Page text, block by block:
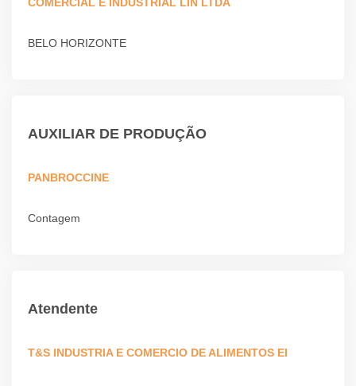
BELO HORIZONTE
AUXILIAR DE PRODUÇÃO
PANBROCCINE
Contagem
Atendente
T&S INDUSTRIA E COMERCIO DE ALIMENTOS EI